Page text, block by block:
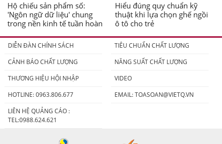
Hộ chiếu sản phẩm số:
'Ngôn ngữ dữ liệu' chung
trong nền kinh tế tuần hoàn
Hiểu đúng quy chuẩn kỹ
thuật khi lựa chọn ghế ngồi
ô tô cho trẻ
DIỄN ĐÀN CHÍNH SÁCH
TIÊU CHUẨN CHẤT LƯỢNG
CẢNH BÁO CHẤT LƯỢNG
NĂNG SUẤT CHẤT LƯỢNG
THƯƠNG HIỆU HỘI NHẬP
VIDEO
HOTLINE: 0963.806.677
EMAIL:TOASOAN@VIETQ.VN
LIÊN HỆ QUẢNG CÁO :
TEL:0988.624.621